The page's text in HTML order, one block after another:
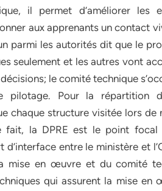
il permet d’améliorer les
aux apprenants un contact
parmi les autorités dit que le
seulement et les autres vont
le comité technique
Pour la répartition
chaque structure visitée lors de
fait, la DPRE est le point
entre le ministère et
mise en œuvre et du comité
qui assurent la mise